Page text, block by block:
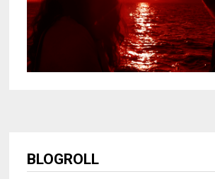
BLOGROLL